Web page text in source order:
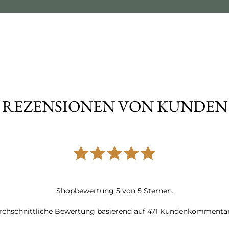
REZENSIONEN VON KUNDEN
Shopbewertung 5von 5Sternen.
Bewertung basierend auf 471